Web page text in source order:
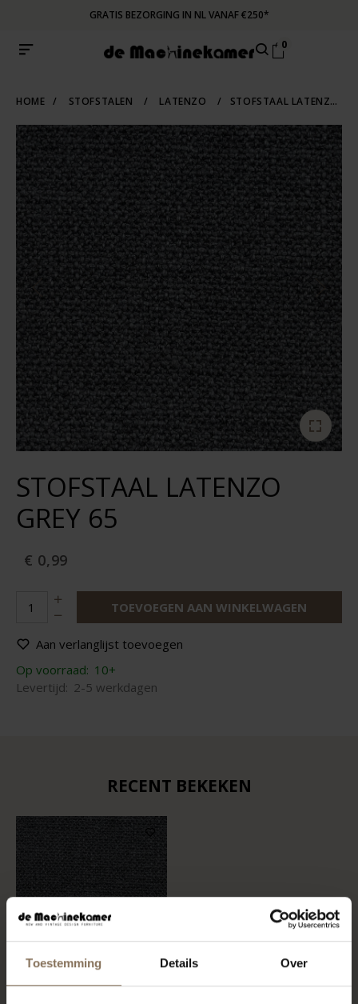
Toestemming Details Over
GRATIS BEZORGING IN NL VANAF €250*
0
HOME / STOFSTALEN / LATENZO / STOFSTAAL LATENZO GREY 65
STOFSTAAL LATENZO
GREY 65
€ 0,99
TOEVOEGEN AAN WINKELWAGEN
Aan verlanglijst toevoegen
Op voorraad: 10+
Levertijd: 2-5 werkdagen
RECENT BEKEKEN